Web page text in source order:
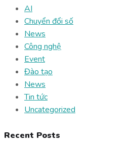
AI
Chuyển đổi số
News
Công nghệ
Event
Đào tạo
News
Tin tức
Uncategorized
Recent Posts